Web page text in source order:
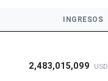
INGRESOS
2,483,015,099 USD